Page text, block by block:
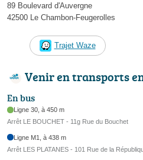
89 Boulevard d'Auvergne
42500 Le Chambon-Feugerolles
Trajet Waze
Venir en transports
En bus
Ligne 30, à 450 m
Arrêt LE BOUCHET - 11g Rue du Bouchet
Ligne M1, à 438 m
Arrêt LES PLATANES - 101 Rue de la